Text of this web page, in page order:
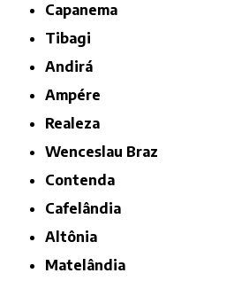
Capanema
Tibagi
Andirá
Ampére
Realeza
Wenceslau Braz
Contenda
Cafelândia
Altônia
Matelândia